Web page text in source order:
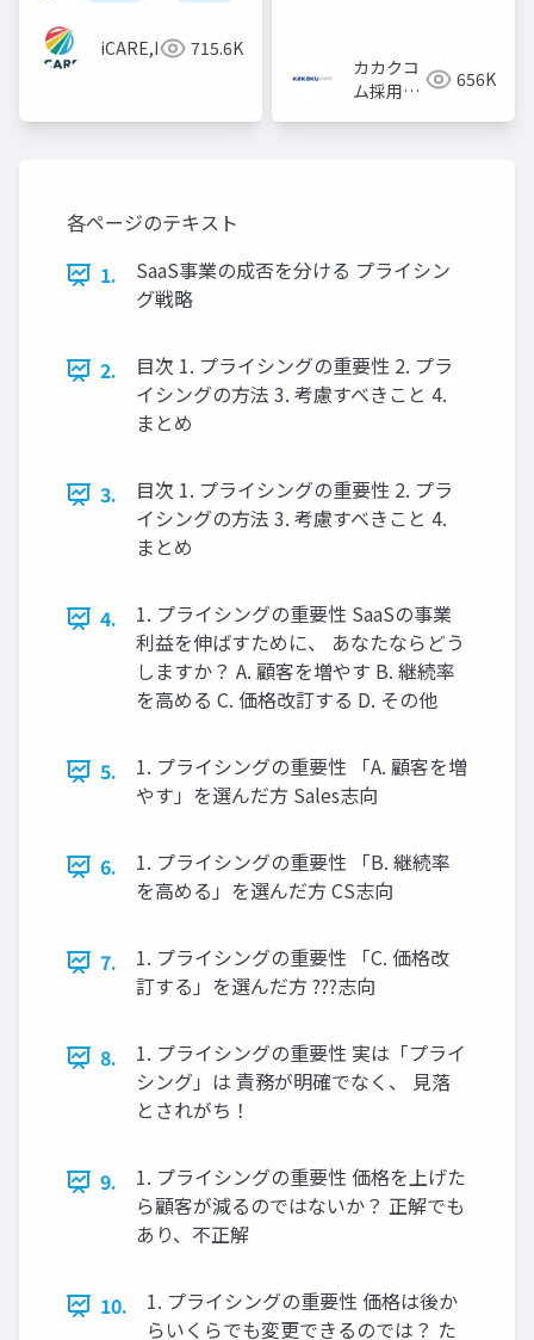
iCARE,Inc 715.6K
カカクコ
ム採用担
656K
各ページのテキスト
1.
SaaS事業の成否を分ける プライシン
グ戦略
2.
目次 1. プライシングの重要性 2. プラ
イシングの方法 3. 考慮すべきこと 4.
まとめ
3.
目次 1. プライシングの重要性 2. プラ
イシングの方法 3. 考慮すべきこと 4.
まとめ
4.
1. プライシングの重要性 SaaSの事業
利益を伸ばすために、 あなたならどう
しますか？ A. 顧客を増やす B. 継続率
を高める C. 価格改訂する D. その他
5.
1. プライシングの重要性 「A. 顧客を増
やす」を選んだ方 Sales志向
6.
1. プライシングの重要性 「B. 継続率
を高める」を選んだ方 CS志向
7.
1. プライシングの重要性 「C. 価格改
訂する」を選んだ方 ???志向
8.
1. プライシングの重要性 実は「プライ
シング」は 責務が明確でなく、 見落
とされがち！
9.
1. プライシングの重要性 価格を上げた
ら顧客が減るのではないか？ 正解でも
あり、不正解
10.
1. プライシングの重要性 価格は後か
らいくらでも変更できるのでは？ た